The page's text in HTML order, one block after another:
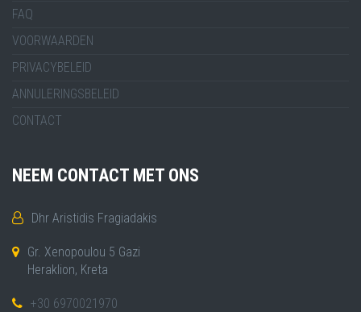
FAQ
VOORWAARDEN
PRIVACYBELEID
ANNULERINGSBELEID
CONTACT
NEEM CONTACT MET ONS
Dhr Aristidis Fragiadakis
Gr. Xenopoulou 5 Gazi
Heraklion, Kreta
+30 6970021970